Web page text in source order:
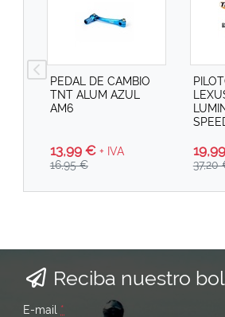
PEDAL DE CAMBIO
TNT ALUM AZUL
AM6
13,99 € + IVA
16,95 €
37,20
Reciba nuestro
E-mail *